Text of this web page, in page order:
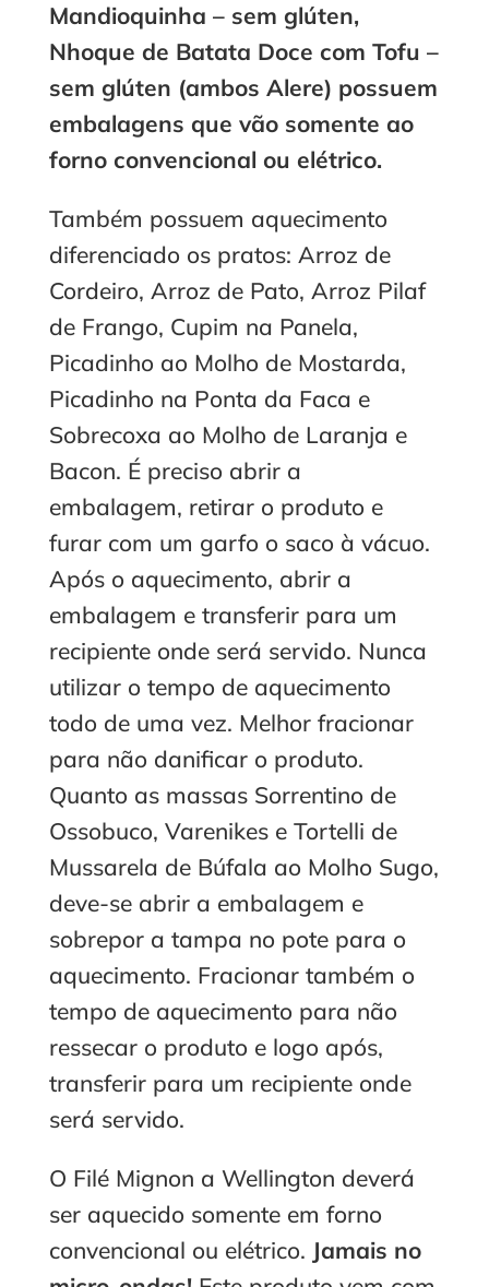
Mandioquinha – sem glúten,
Nhoque de Batata Doce com Tofu –
sem glúten (ambos Alere) possuem
embalagens que vão somente ao
forno convencional ou elétrico.
Também possuem aquecimento
diferenciado os pratos: Arroz de
Cordeiro, Arroz de Pato, Arroz Pilaf
de Frango, Cupim na Panela,
Picadinho ao Molho de Mostarda,
Picadinho na Ponta da Faca e
Sobrecoxa ao Molho de Laranja e
Bacon. É preciso abrir a
embalagem, retirar o produto e
furar com um garfo o saco à vácuo.
Após o aquecimento, abrir a
embalagem e transferir para um
recipiente onde será servido. Nunca
utilizar o tempo de aquecimento
todo de uma vez. Melhor fracionar
para não danificar o produto.
Quanto as massas Sorrentino de
Ossobuco, Varenikes e Tortelli de
Mussarela de Búfala ao Molho Sugo,
deve-se abrir a embalagem e
sobrepor a tampa no pote para o
aquecimento. Fracionar também o
tempo de aquecimento para não
ressecar o produto e logo após,
transferir para um recipiente onde
será servido.
O Filé Mignon a Wellington deverá
ser aquecido somente em forno
convencional ou elétrico. Jamais no